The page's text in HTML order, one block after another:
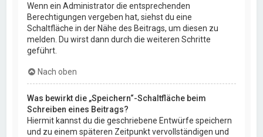
Wenn ein Administrator die entsprechenden
Berechtigungen vergeben hat, siehst du eine
Schaltfläche in der Nähe des Beitrags, um diesen zu
melden. Du wirst dann durch die weiteren Schritte
geführt.
Nach oben
Was bewirkt die „Speichern“-Schaltfläche beim
Schreiben eines Beitrags?
Hiermit kannst du die geschriebene Entwürfe speichern
und zu einem späteren Zeitpunkt vervollständigen und